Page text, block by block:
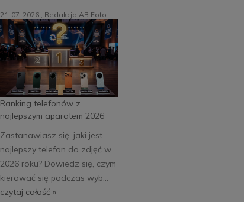
Ranking telefonów z
najlepszym aparatem 2026
21-07-2026 , Redakcja AB Foto
Zastanawiasz się, jaki jest
najlepszy telefon do zdjęć w
2026 roku? Dowiedz się, czym
kierować się podczas wyb...
czytaj całość »